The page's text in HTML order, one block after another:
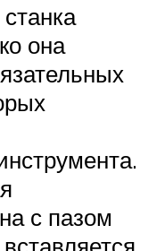
она
с пазом